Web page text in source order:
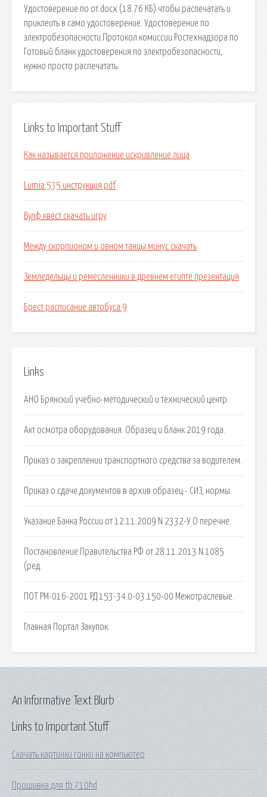
Удостоверение по от.docx (18.76 КБ) чтобы распечатать и
приклеить в само удостоверение. Удостоверение по
электробезопасности.Протокол комиссии Ростехнадзора по
Готовый бланк удостоверения по электробезопасности,
нужно просто распечатать.
Links to Important Stuff
Как называется приложение искривление лица
Lumia 535 инструкция pdf
Вулф квест скачать игру
Между скорпионом и овном танцы минус скачать
Земледельцы и ремесленники в древнем египте презентация
Брест расписание автобуса 9
Links
АНО Брянский учебно-методический и технический центр.
Акт осмотра оборудования. Образец и бланк 2019 года.
Приказ о закреплении транспортного средства за водителем.
Приказ о сдаче документов в архив образец - СИЗ, нормы.
Указание Банка России от 12.11.2009 N 2332-У О перечне.
Постановление Правительства РФ от 28.11.2013 N 1085
(ред.
ПОТ РМ-016-2001 РД 153-34.0-03.150-00 Межотраслевые.
Главная Портал Закупок.
Links to Important Stuff
Скачать картинки гонки на компьютер
Прошивка для tb 710hd
An Informative Text Blurb